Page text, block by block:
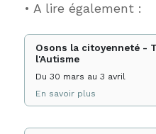
• A lire également :
Osons la citoyenneté -
l'Autisme
Du 30 mars au 3 avril
En savoir plus